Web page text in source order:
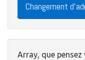
Changement
Array, que